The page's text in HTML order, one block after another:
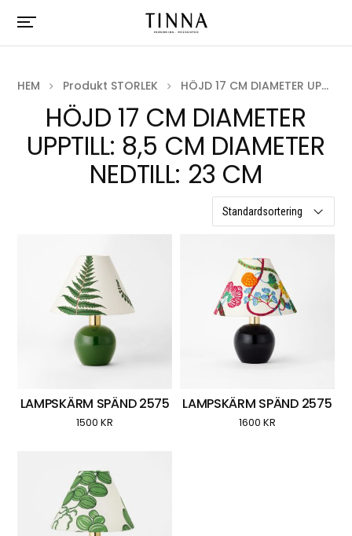
HEM Produkt STORLEK HÖJD 17 CM DIAMETER UPPTILL: 8,5 CM DIAMETER NEDTILL: 23 CM
HÖJD 17 CM DIAMETER
UPPTILL: 8,5 CM DIAMETER
NEDTILL: 23 CM
LAMPSKÄRM SPÄND 2575
1500KR
LAMPSKÄRM SPÄND 2575
1600 KR